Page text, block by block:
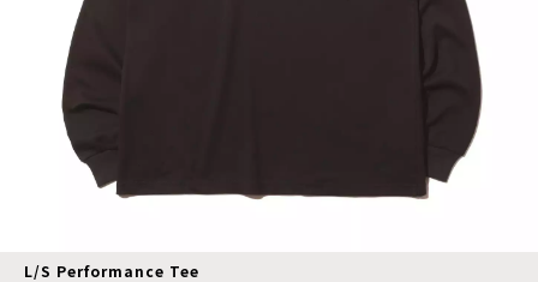
L/S Performance Tee